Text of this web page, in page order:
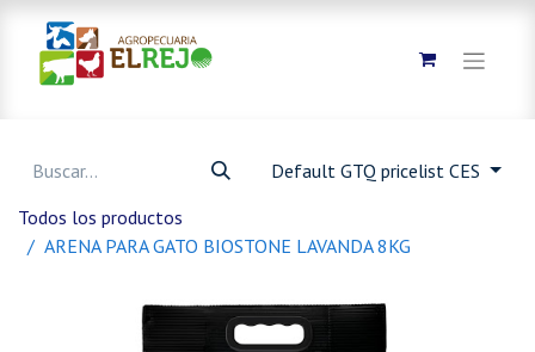
Default GTQ pricelist CES
Todos los productos
ARENA PARA GATO BIOSTONE LAVANDA 8KG